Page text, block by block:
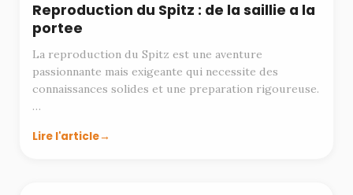
Reproduction du Spitz : de la saillie a la
portee
La reproduction du Spitz est une aventure
passionnante mais exigeante qui necessite des
connaissances solides et une preparation rigoureuse.
…
Lire l'article